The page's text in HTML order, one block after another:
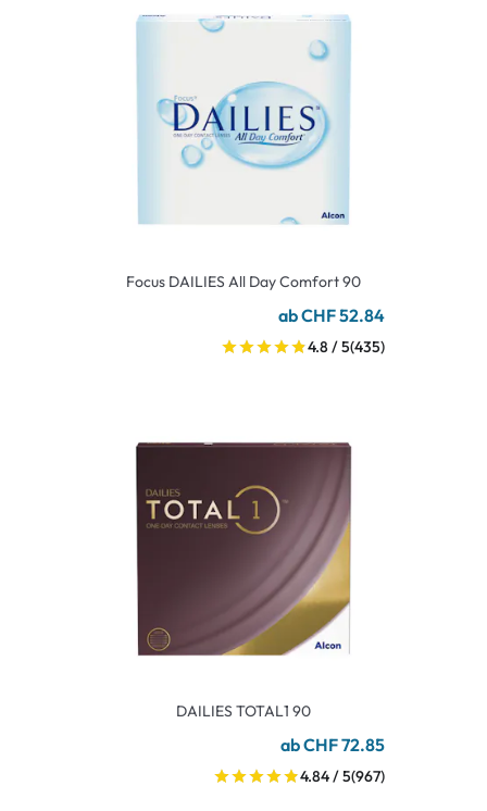
Focus DAILIES All Day Comfort 90
ab CHF 52.84
4.8 / 5(435)
DAILIES TOTAL1 90
ab CHF 72.85
4.84 / 5(967)